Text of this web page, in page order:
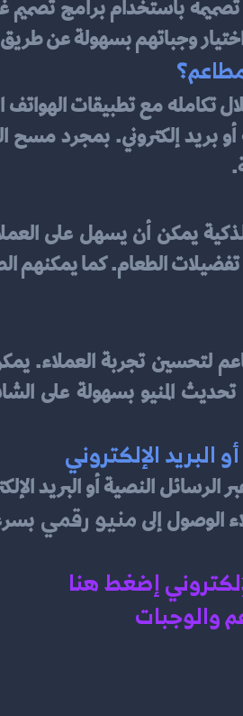
وجباتهم بسهولة عن
البريد الإلكتروني
الوصول إلى منيو رقمي
إضغط هنا
والوجبات